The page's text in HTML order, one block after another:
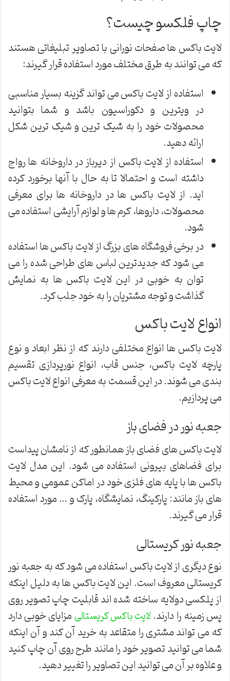
چاپ فلکسو چیست؟
لایت باکس ها صفحات نورانی با تصاویر تبلیغاتی هستند
که می توانند به طرق مختلف مورد استفاده قرار گیرند:
استفاده از لایت باکس می تواند گزینه بسیار مناسبی
در ویترین و دکوراسیون باشد و شما بتوانید
محصولات خود را به شیک ترین و شیک ترین شکل
ارائه دهید.
استفاده از لایت باکس از دیرباز در داروخانه ها رواج
داشته است و احتمالا تا به حال با آنها برخورد کرده
اید. از لایت باکس ها در داروخانه ها برای معرفی
محصولات، داروها، کرم ها و لوازم آرایشی استفاده می
شود.
در برخی فروشگاه های بزرگ از لایت باکس ها استفاده
می شود که جدیدترین لباس های طراحی شده را می
توان به خوبی در این لایت باکس ها به نمایش
گذاشت و توجه مشتریان را به خود جلب کرد.
انواع لایت باکس
لایت باکس ها انواع مختلفی دارند که از نظر ابعاد و نوع
پارچه لایت باکس، جنس قاب، انواع نورپردازی تقسیم
بندی می شوند. در این قسمت به معرفی انواع لایت باکس
می پردازیم.
جعبه نور در فضای باز
لایت باکس های فضای باز همانطور که از نامشان پیداست
برای فضاهای بیرونی استفاده می شود. این مدل لایت
باکس ها با پایه های فلزی خود در اماکن عمومی و محیط
های باز مانند: پارکینگ، نمایشگاه، پارک و … مورد استفاده
قرار می گیرند.
جعبه نور کریستالی
نوع دیگری از لایت باکس استفاده می شود که به جعبه نور
کریستالی معروف است. این لایت باکس ها به دلیل اینکه
از پلکسی دولایه ساخته شده اند قابلیت چاپ تصویر روی
پس زمینه را دارند.لایت باکس کریستالیمزایای خوبی دارد
که می تواند مشتری را متقاعد به خرید آن کند و آن اینکه
شما می توانید تصویر خود را مانند طرح روی آن چاپ کنید
و علاوه بر آن می توانید این تصاویر را تغییر دهید.